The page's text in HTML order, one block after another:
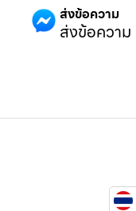
ส่งข้อความ
ส่งข้อความ